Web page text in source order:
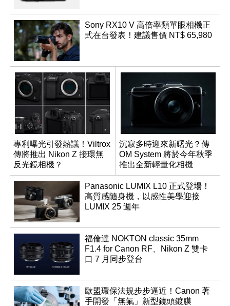
Sony RX10 V 高倍率類單眼相機正
式在台發表！建議售價 NT$ 65,980
專利曝光引發熱議！Viltrox
傳將推出 Nikon Z 接環無
反光鏡相機？
沉寂多時迎來新曙光？傳
OM System 將於今年秋季
推出全新輕量化相機
Panasonic LUMIX L10 正式登場！
高質感隨身機，以感性美學迎接
LUMIX 25 週年
福倫達 NOKTON classic 35mm
F1.4 for Canon RF、Nikon Z 雙卡
口 7 月同步登台
歐盟環保法規步步逼近！Canon 著
手開發「無氟」新型鏡頭鍍膜